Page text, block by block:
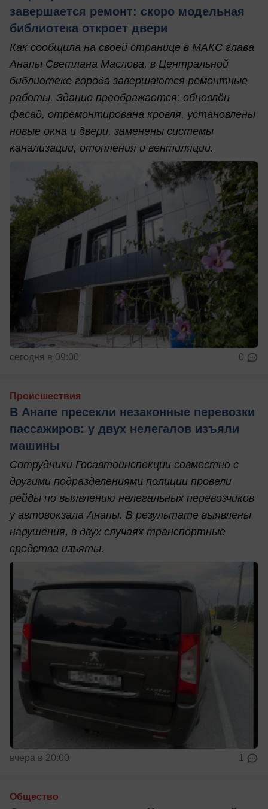
завершается ремонт: скоро модельная
библиотека откроет двери
Как сообщила на своей странице в МАКС глава
Анапы Светлана Маслова, в Центральной
библиотеке города завершаются ремонтные
работы. Здание преображается: обновлён
фасад, отремонтирована кровля, установлены
новые окна и двери, заменены системы
канализации, отопления и вентиляции.
сегодня в 09:00 0
Происшествия
В Анапе пресекли незаконные перевозки
пассажиров: у двух нелегалов изъяли
машины
Сотрудники Госавтоинспекции совместно с
другими подразделениями полиции провели
рейды по выявлению нелегальных перевозчиков
у автовокзала Анапы. В результате выявлены
нарушения, в двух случаях транспортные
средства изъяты.
вчера в 20:00 1
Общество